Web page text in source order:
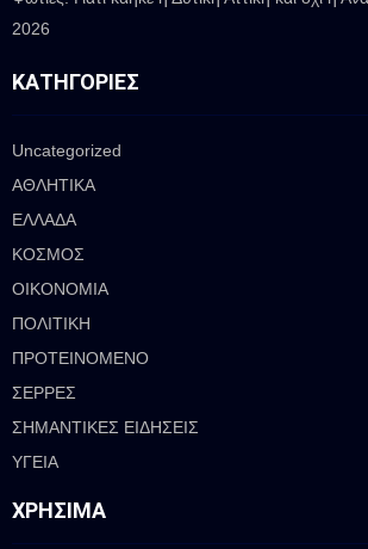
2026
ΚΑΤΗΓΟΡΊΕΣ
Uncategorized
ΑΘΛΗΤΙΚΑ
ΕΛΛΑΔΑ
ΚΟΣΜΟΣ
ΟΙΚΟΝΟΜΙΑ
ΠΟΛΙΤΙΚΗ
ΠΡΟΤΕΙΝΟΜΕΝΟ
ΣΕΡΡΕΣ
ΣΗΜΑΝΤΙΚΕΣ ΕΙΔΗΣΕΙΣ
ΥΓΕΙΑ
ΧΡΉΣΙΜΑ